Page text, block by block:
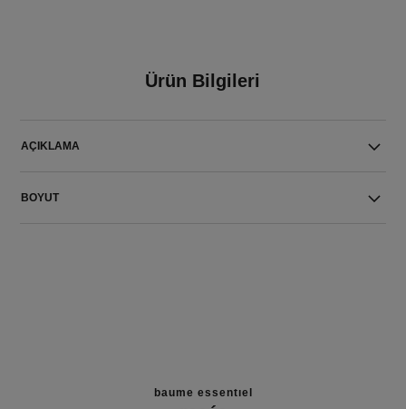
Ürün Bilgileri
AÇIKLAMA
BOYUT
baume essentiel